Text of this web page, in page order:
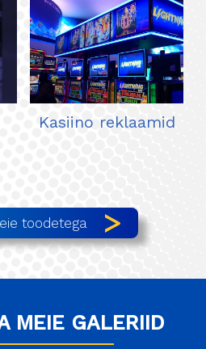
Kasiino reklaamid
toodetega
MEIE GALERIID